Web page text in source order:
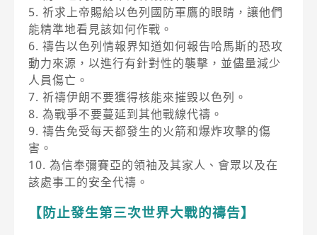
5. 祈求上帝賜給以色列國防軍鷹的眼睛，讓他們
能精準地看見該如何作戰。
6. 禱告以色列情報界知道如何報告哈馬斯的恐攻
動力來源，以進行有針對性的襲擊，並儘量減少
人員傷亡。
7. 祈禱伊朗不要獲得核能來摧毀以色列。
8. 為戰爭不要蔓延到其他戰線代禱。
9. 禱告免受每天都發生的火箭和爆炸攻擊的傷
害。
10. 為信奉彌賽亞的領袖及其家人、會眾以及在
該處事工的安全代禱。
【防止發生第三次世界大戰的禱告】